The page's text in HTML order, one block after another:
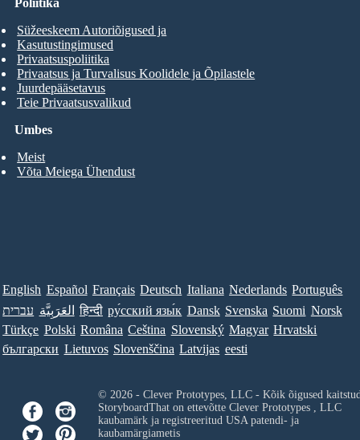
Umbes
Meist
Võta Meiega Ühendust
Poliitika
Süžeeskeem Autoriõigused ja
Kasutustingimused
Privaatsuspoliitika
Privaatsus ja Turvalisus Koolidele ja Õpilastele
Juurdepääsetavus
Teie Privaatsusvalikud
English Español Français Deutsch Italiana Nederlands Português
עברית العَرَبِيَّة हिन्दी ру́сский язы́к Dansk Svenska Suomi Norsk
Türkçe Polski Româna Ceština Slovenský Magyar Hrvatski
български Lietuvos Slovenščina Latvijas eesti
© 2026 - Clever Prototypes, LLC - Kõik õigused
StoryboardThat on ettevõtte Clever Prototypes , LLC
kaubamärk ja registreeritud USA patendi- ja
kaubamärgiametis